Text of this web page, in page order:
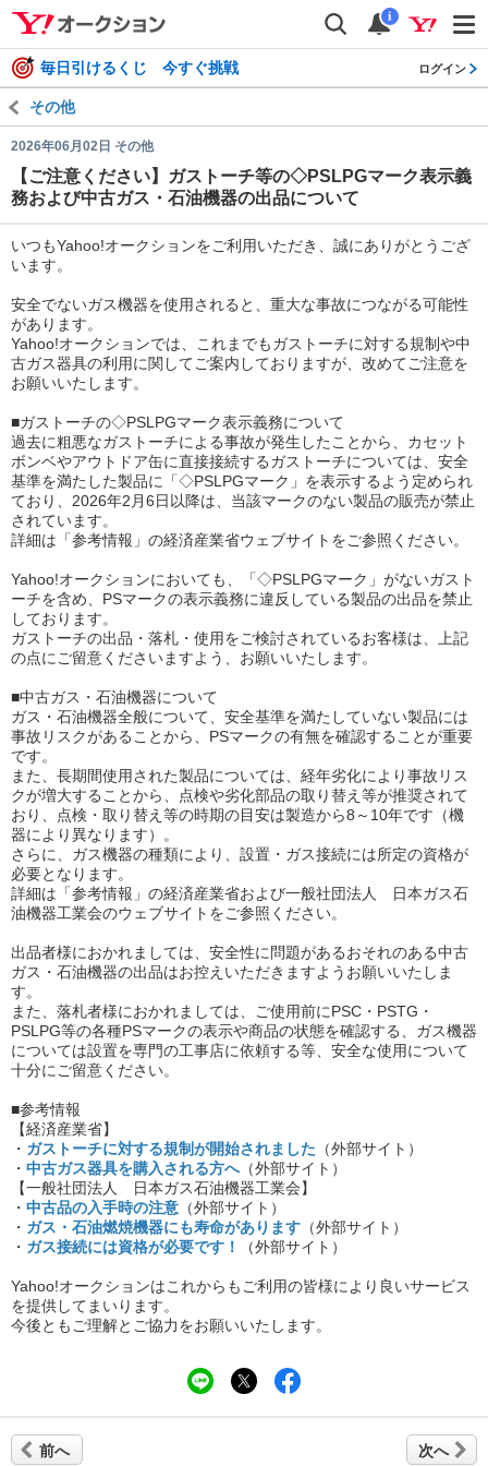
検索
通知
i
毎日引けるくじ 今すぐ挑戦 ログイン
その他
2026年06月02日 その他
【ご注意ください】ガストーチ等の◇PSLPGマーク表示義
務および中古ガス・石油機器の出品について
いつもYahoo!オークションをご利用いただき、誠にありがとうござ
います。
安全でないガス機器を使用されると、重大な事故につながる可能性
があります。
Yahoo!オークションでは、これまでもガストーチに対する規制や中
古ガス器具の利用に関してご案内しておりますが、改めてご注意を
お願いいたします。
■ガストーチの◇PSLPGマーク表示義務について
過去に粗悪なガストーチによる事故が発生したことから、カセット
ボンベやアウトドア缶に直接接続するガストーチについては、安全
基準を満たした製品に「◇PSLPGマーク」を表示するよう定められ
ており、2026年2月6日以降は、当該マークのない製品の販売が禁止
されています。
詳細は「参考情報」の経済産業省ウェブサイトをご参照ください。
Yahoo!オークションにおいても、「◇PSLPGマーク」がないガスト
ーチを含め、PSマークの表示義務に違反している製品の出品を禁止
しております。
ガストーチの出品・落札・使用をご検討されているお客様は、上記
の点にご留意くださいますよう、お願いいたします。
■中古ガス・石油機器について
ガス・石油機器全般について、安全基準を満たしていない製品には
事故リスクがあることから、PSマークの有無を確認することが重要
です。
また、長期間使用された製品については、経年劣化により事故リス
クが増大することから、点検や劣化部品の取り替え等が推奨されて
おり、点検・取り替え等の時期の目安は製造から8～10年です（機
器により異なります）。
さらに、ガス機器の種類により、設置・ガス接続には所定の資格が
必要となります。
詳細は「参考情報」の経済産業省および一般社団法人 日本ガス石
油機器工業会のウェブサイトをご参照ください。
出品者様におかれましては、安全性に問題があるおそれのある中古
ガス・石油機器の出品はお控えいただきますようお願いいたしま
す。
また、落札者様におかれましては、ご使用前にPSC・PSTG・
PSLPG等の各種PSマークの表示や商品の状態を確認する、ガス機器
については設置を専門の工事店に依頼する等、安全な使用について
十分にご留意ください。
■参考情報
【経済産業省】
・ ガストーチに対する規制が開始されました （外部サイト）
・ 中古ガス器具を購入される方へ（外部サイト）
【一般社団法人 日本ガス石油機器工業会】
・ 中古品の入手時の注意 （外部サイト）
・ ガス・石油燃焼機器にも寿命があります （外部サイト）
・ ガス接続には資格が必要です！ （外部サイト）
Yahoo!オークションはこれからもご利用の皆様により良いサービス
を提供してまいります。
今後ともご理解とご協力をお願いいたします。
前へ 次へ